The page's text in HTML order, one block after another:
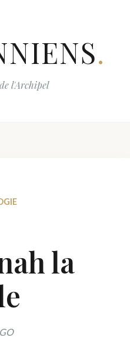
.
l'Archipel
la